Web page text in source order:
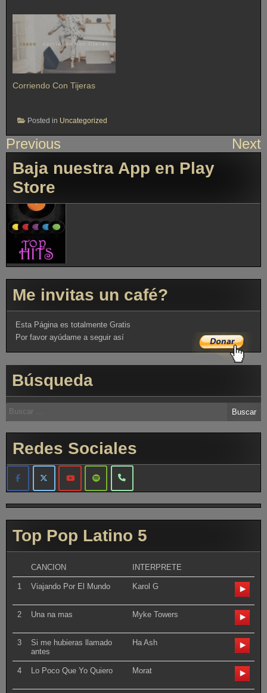
Corriendo Con Tijeras
Posted in Uncategorized
Previous Next
Baja nuestra App en Play
Store
Me invitas un café?
Esta Página es totalmente Gratis
Por favor ayúdame a seguir así
Búsqueda
Redes Sociales
Top Pop Latino 5
CANCION INTERPRETE
1 Viajando Por El Mundo Karol G
2 Una na mas Myke Towers
3
Si me hubieras llamado
antes
Ha Ash
4 Lo Poco Que Yo Quiero Morat